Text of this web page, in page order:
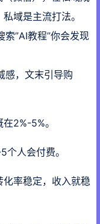
域是主流打法。
”AI教程”你会发现
感，文末引导购
2%-5%。
人会付费。
率稳定，收入就稳